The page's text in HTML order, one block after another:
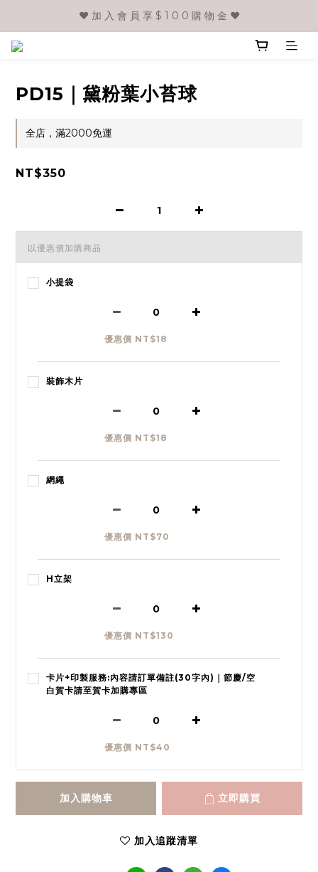
❤️ 加 入 會 員 享 $ 1 0 0 購 物 金 ❤️
PD15｜黛粉葉小苔球
全店，滿2000免運
NT$350
以優惠價加購商品
小提袋
優惠價 NT$18
裝飾木片
優惠價 NT$18
網繩
優惠價 NT$70
H立架
優惠價 NT$130
卡片+印製服務:內容請訂單備註(30字內)｜節慶/空
白賀卡請至賀卡加購專區
優惠價 NT$40
加入購物車 立即購買
加入追蹤清單